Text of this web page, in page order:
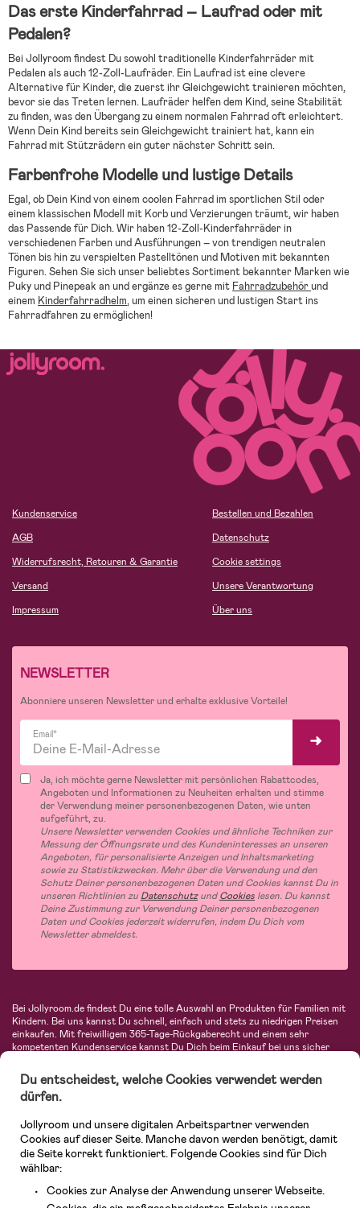
Das erste Kinderfahrrad – Laufrad oder mit
Pedalen?
Bei Jollyroom findest Du sowohl traditionelle Kinderfahrräder mit
Pedalen als auch 12-Zoll-Laufräder. Ein Laufrad ist eine clevere
Alternative für Kinder, die zuerst ihr Gleichgewicht trainieren möchten,
bevor sie das Treten lernen. Laufräder helfen dem Kind, seine Stabilität
zu finden, was den Übergang zu einem normalen Fahrrad oft erleichtert.
Wenn Dein Kind bereits sein Gleichgewicht trainiert hat, kann ein
Fahrrad mit Stützrädern ein guter nächster Schritt sein.
Farbenfrohe Modelle und lustige Details
Egal, ob Dein Kind von einem coolen Fahrrad im sportlichen Stil oder
einem klassischen Modell mit Korb und Verzierungen träumt, wir haben
das Passende für Dich. Wir haben 12-Zoll-Kinderfahrräder in
verschiedenen Farben und Ausführungen – von trendigen neutralen
Tönen bis hin zu verspielten Pastelltönen und Motiven mit bekannten
Figuren. Sehen Sie sich unser beliebtes Sortiment bekannter Marken wie
Puky und Pinepeak an und ergänze es gerne mit Fahrradzubehörund
einem Kinderfahrradhelm, um einen sicheren und lustigen Start ins
Fahrradfahren zu ermöglichen!
Kundenservice
AGB
Widerrufsrecht, Retouren & Garantie
Versand
Impressum
Bestellen und Bezahlen
Datenschutz
Cookie settings
Unsere Verantwortung
Über uns
NEWSLETTER
Abonniere unseren Newsletter und erhalte exklusive Vorteile!
Email*
Ja, ich möchte gerne Newsletter mit persönlichen Rabattcodes,
Angeboten und Informationen zu Neuheiten erhalten und stimme
der Verwendung meiner personenbezogenen Daten, wie unten
aufgeführt, zu.
Unsere Newsletter verwenden Cookies und ähnliche Techniken zur
Messung der Öffnungsrate und des Kundeninteresses an unseren
Angeboten, für personalisierte Anzeigen und Inhaltsmarketing
sowie zu Statistikzwecken. Mehr über die Verwendung und den
Schutz Deiner personenbezogenen Daten und Cookies kannst Du in
unseren Richtlinien zu DatenschutzundCookies lesen. Du kannst
Deine Zustimmung zur Verwendung Deiner personenbezogenen
Daten und Cookies jederzeit widerrufen, indem Du Dich vom
Newsletter abmeldest.
Bei Jollyroom.de findest Du eine tolle Auswahl an Produkten für Familien mit
Kindern. Bei uns kannst Du schnell, einfach und stets zu niedrigen Preisen
einkaufen. Mit freiwilligem 365-Tage-Rückgaberecht und einem sehr
kompetenten Kundenservice kannst Du Dich beim Einkauf bei uns sicher
Autositze, Kinder- und Babymode, Produkte für Mütter und eine Menge
fantastischer Einrichtungsgegenstände, Spielsachen, Babyprodukte und
vieles mehr. Wir haben Produkte von bekannten Herstellern wie Britax, Maxi-
Avent, Jack Wolfskin, Cybex, LEGO und vielen mehr. Schau Dich um in
unserer vielfältigen Online-Boutique für Kinder & Babys. Willkommen!
Du entscheidest, welche Cookies verwendet werden
dürfen.
Jollyroom und unsere digitalen Arbeitspartner verwenden
Cookies auf dieser Seite. Manche davon werden benötigt, damit
die Seite korrekt funktioniert. Folgende Cookies sind für Dich
wählbar:
Cookies zur Analyse der Anwendung unserer Webseite.